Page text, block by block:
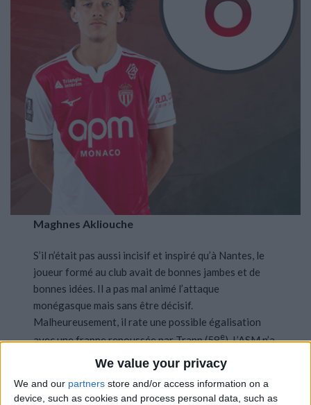
We value your privacy
We and our partners store and/or access information on a
device, such as cookies and process personal data, such as
Maghnes Akliouche
S’il n’était pas aussi incisif et inspiré qu’à Nantes, le
joueur formé au club avait de bonnes jambes et de
bonnes idées. Il a pas mal animé l’attaque
monégasque mais sans être décisif.
Malheureusement, il rate une possible égalisation
avec une frappe repoussée par Trapp (58e). L’ASM n’a
plus rien créé après sa sortie à l’heure de jeu, preuve
qu’il a été encore une fois le meilleur élément
offensif de son équipe.